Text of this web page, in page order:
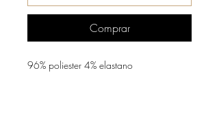
Comprar
96% poliester 4% elastano